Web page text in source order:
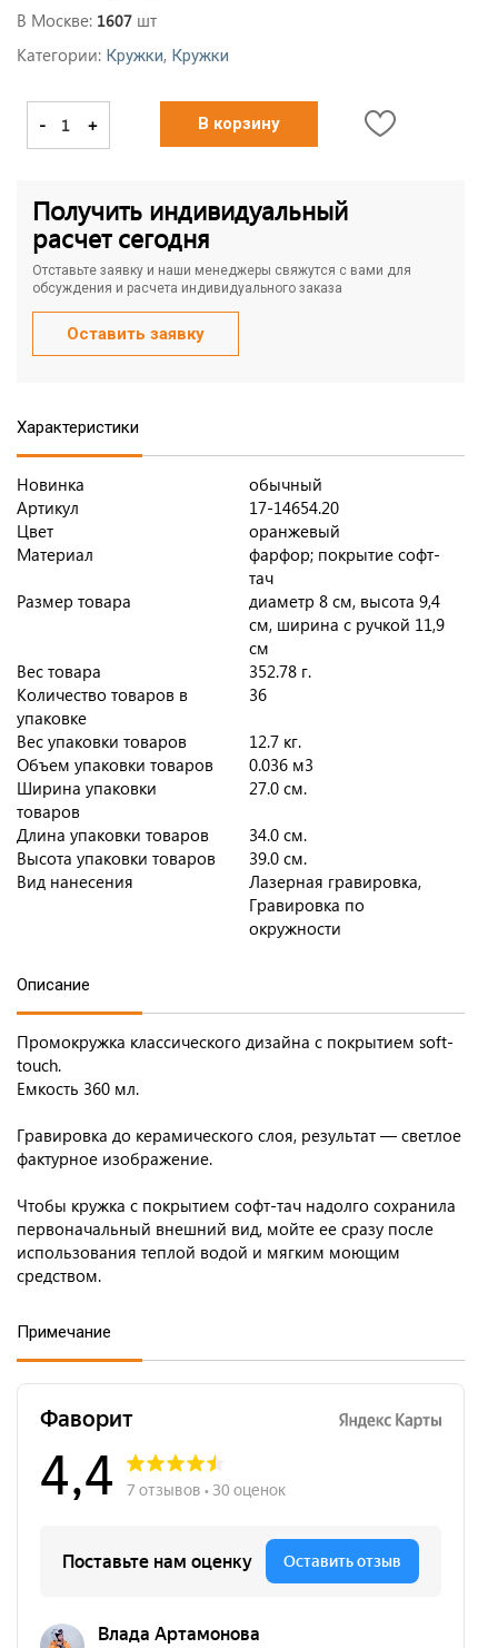
В Москве: 1607 шт
Категории: Кружки, Кружки
- + В корзину
Получить индивидуальный
расчет сегодня
Отставьте заявку и наши менеджеры свяжутся с вами для
обсуждения и расчета индивидуального заказа
Оставить заявку
Характеристики
Новинка
обычный
Артикул
17-14654.20
Цвет
оранжевый
Материал
фарфор; покрытие софт-
тач
Размер товара
диаметр 8 см, высота 9,4
см, ширина с ручкой 11,9
см
Вес товара
352.78 г.
Количество товаров в
упаковке
36
Вес упаковки товаров
12.7 кг.
Объем упаковки товаров
0.036 м3
Ширина упаковки
товаров
27.0 см.
Длина упаковки товаров
34.0 см.
Высота упаковки товаров
39.0 см.
Вид нанесения
Лазерная гравировка,
Гравировка по
окружности
Описание
Промокружка классического дизайна с покрытием soft-
touch.
Емкость 360 мл.
Гравировка до керамического слоя, результат — светлое
фактурное изображение.
Чтобы кружка с покрытием софт-тач надолго сохранила
первоначальный внешний вид, мойте ее сразу после
использования теплой водой и мягким моющим
средством.
Примечание